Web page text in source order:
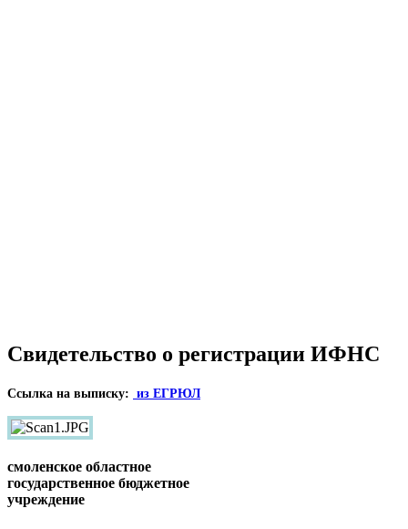
Свидетельство о регистрации ИФНС
Ссылка на выписку: из ЕГРЮЛ
смоленское областное
государственное бюджетное
учреждение